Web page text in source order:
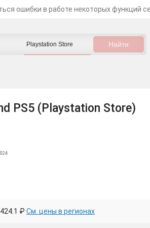
ошибки в работе некоторых функций
PS5 (Playstation Store)
₽ См. цены в регионах